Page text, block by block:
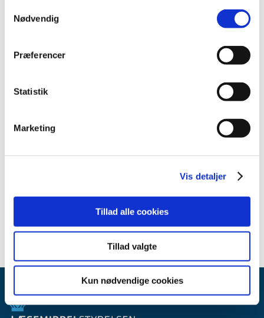
Nødvendig
Præferencer
Statistik
Marketing
Vis detaljer
Tillad alle cookies
Tillad valgte
Kun nødvendige cookies
september (2)
juli (1)
maj (2)
2010 (7)
2006 (9)